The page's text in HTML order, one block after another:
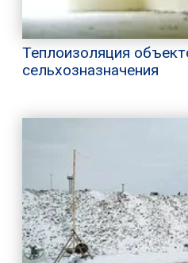
Теплоизоляция
сельхозназначения